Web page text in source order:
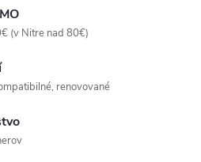
(v Nitre nad 80€)
renovované